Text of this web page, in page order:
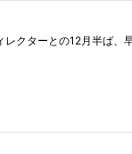
ターとの12月半ば、